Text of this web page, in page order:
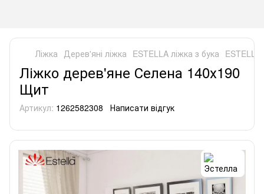
Ліжка Дерев'яні ліжка ESTELLA ліжка з бука
Ліжко дерев'яне Селена 140х190
Щит
Артикул: 1262582308 Написати відгук